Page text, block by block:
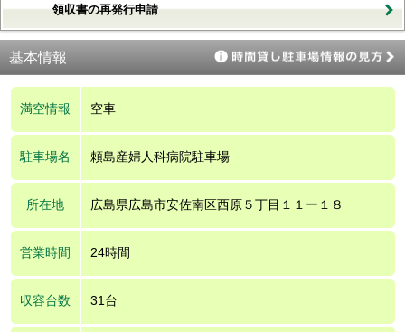
領収書の再発行申請
基本情報
満空情報 空車
駐車場名 頼島産婦人科病院駐車場
所在地 広島県広島市安佐南区西原５丁目１１ー１８
営業時間 24時間
収容台数 31台